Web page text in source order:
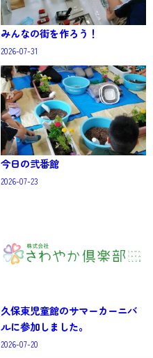
みんなの街を作ろう！
2026-07-31
今日の弐番館
2026-07-23
久保東児童館のサマーカーニバ
ルに参加しました。
2026-07-20